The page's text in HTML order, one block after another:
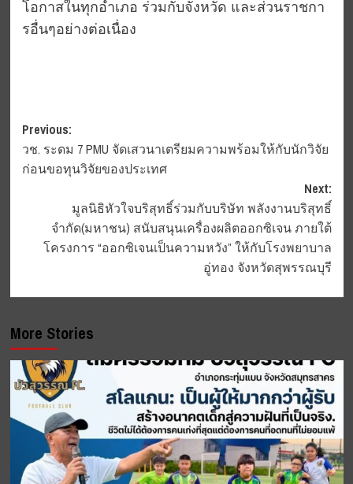
โอกาสในทุกอำเภอ ร่วมกับจังหวัด และส่วนราชกา
รอื่นๆอย่างต่อเนื่อง
Post
navigation
Previous:
วช. ระดม 7 PMU จัดเสวนาเตรียมความพร้อมให้กับนักวิจัย
ก่อนขอทุนวิจัยของประเทศ
Next:
มูลนิธิหัวใจบริสุทธิ์ร่วมกับบริษัท พลังงานบริสุทธิ์
จำกัด(มหาชน) สนับสนุนเครื่องผลิตออกซิเจน ภายใต้
โครงการ “ออกซิเจนเป็นความหวัง” ให้กับโรงพยาบาล
อู่ทอง จังหวัดสุพรรณบุรี
More Stories